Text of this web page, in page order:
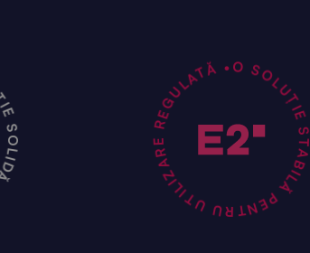
• O SOLUȚIE STABILĂ PENTRU UTILIZARE REGULATĂ •